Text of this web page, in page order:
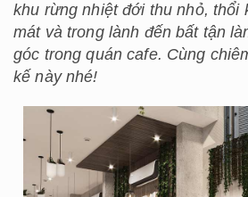
khu rừng nhiệt đới thu nhỏ, thổi
mát và trong lành đến bất tận
góc trong quán cafe. Cùng
kế này nhé!